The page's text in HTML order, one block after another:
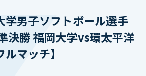
学男子ソフトボール選手
決勝 福岡大学vs環太平洋
マッチ】